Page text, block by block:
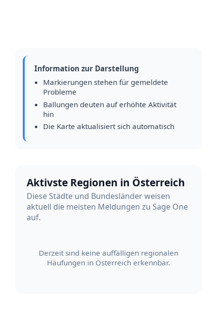
Information zur Darstellung
Markierungen stehen für gemeldete
Probleme
Ballungen deuten auf erhöhte Aktivität
hin
Die Karte aktualisiert sich automatisch
Aktivste Regionen in Österreich
Diese Städte und Bundesländer weisen
aktuell die meisten Meldungen zu Sage One
auf.
Derzeit sind keine auffälligen regionalen
Häufungen in Österreich erkennbar.